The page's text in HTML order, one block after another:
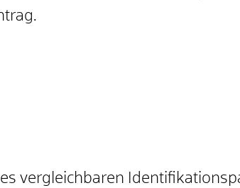
vergleichbaren